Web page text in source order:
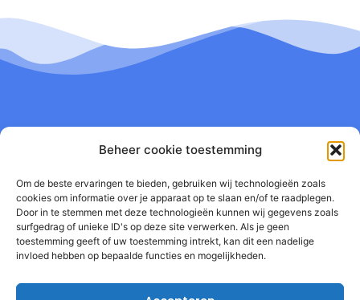
Beheer cookie toestemming
Om de beste ervaringen te bieden, gebruiken wij technologieën zoals
cookies om informatie over je apparaat op te slaan en/of te raadplegen.
Door in te stemmen met deze technologieën kunnen wij gegevens zoals
surfgedrag of unieke ID's op deze site verwerken. Als je geen
toestemming geeft of uw toestemming intrekt, kan dit een nadelige
invloed hebben op bepaalde functies en mogelijkheden.